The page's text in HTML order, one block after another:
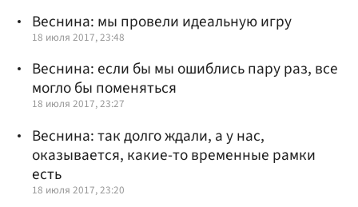
Веснина: мы провели идеальную игру
18 июля 2017, 23:48
Веснина: если бы мы ошиблись пару раз, все
могло бы поменяться
18 июля 2017, 23:27
Веснина: так долго ждали, а у нас,
оказывается, какие-то временные рамки
есть
18 июля 2017, 23:20